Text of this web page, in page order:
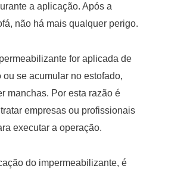
a aplicação. Após a
não há mais qualquer perigo.
for aplicada de
ou se acumular no estofado,
manchas. Por esta razão é
empresas ou profissionais
executar a operação.
do impermeabilizante, é